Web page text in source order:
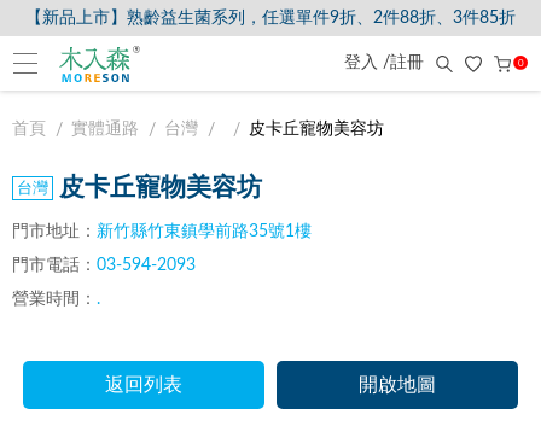
【新品上市】熟齡益生菌系列，任選單件9折、2件88折、3件85折
登入 /註冊 0
首頁 實體通路 台灣 皮卡丘寵物美容坊
皮卡丘寵物美容坊
門市地址： 新竹縣竹東鎮學前路35號1樓
門市電話： 03-594-2093
營業時間： .
返回列表 開啟地圖